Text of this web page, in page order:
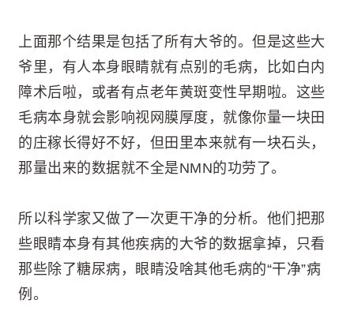
上面那个结果是包括了所有大爷的。但是这些大
爷里，有人本身眼睛就有点别的毛病，比如白内
障术后啦，或者有点老年黄斑变性早期啦。这些
毛病本身就会影响视网膜厚度，就像你量一块田
的庄稼长得好不好，但田里本来就有一块石头，
那量出来的数据就不全是NMN的功劳了。
所以科学家又做了一次更干净的分析。他们把那
些眼睛本身有其他疾病的大爷的数据拿掉，只看
那些除了糖尿病，眼睛没啥其他毛病的“干净”病
例。